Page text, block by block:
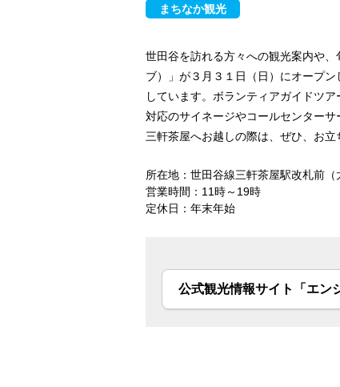
まちなか観光
世田谷を訪れる方々への観光案内や
ブ）」が３月３１日（日）にオープ
しています。ボランティアガイドツ
対応のサイネージやコールセンター
三軒茶屋へお越しの際は、ぜひ、お立
所在地：世田谷線三軒茶屋駅改札前（
営業時間： 11時～ 19時
定休日：年末年始
公式観光情報サイト「エン